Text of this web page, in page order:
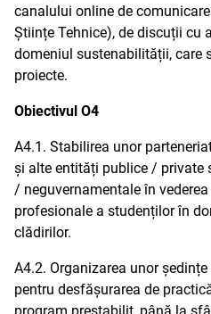
canalului online de
Științe Tehnice), de discuții cu
domeniul sustenabilității, care
proiecte.
Obiectivul O4
A4.1. Stabilirea unor
și alte entități publice / private
/ neguvernamentale în
profesionale a studenților în
clădirilor.
A4.2. Organizarea unor
pentru desfășurarea de